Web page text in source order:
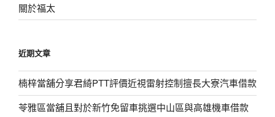
關於福太
近期文章
楠梓當舖分享君綺PTT評價近視雷射控制擅長大寮汽車借款
苓雅區當舖且對於新竹免留車挑選中山區與高雄機車借款